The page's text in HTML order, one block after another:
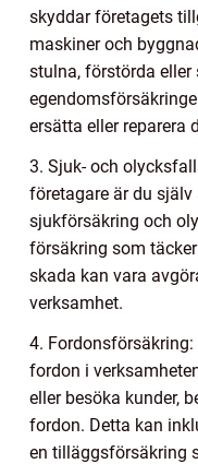
skyddar företagets
maskiner och
stulna, förstörda eller
ersätta eller reparera
3. Sjuk- och
företagare är du
sjukförsäkring och
försäkring som
skada kan vara
verksamhet.
4.
fordon i
eller besöka kunder,
fordon. Detta kan
en tilläggsförsäkring